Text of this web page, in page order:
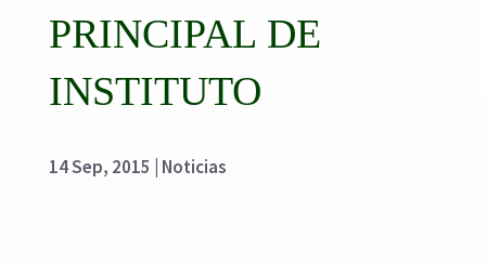
PRINCIPAL DE
INSTITUTO
14 Sep, 2015 Noticias